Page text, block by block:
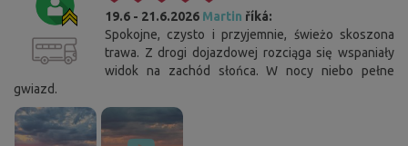
19.6 - 21.6.2026 Martin říká:
Spokojne, czysto i przyjemnie, świeżo skoszona
trawa. Z drogi dojazdowej rozciąga się wspaniały
widok na zachód słońca. W nocy niebo pełne
gwiazd.